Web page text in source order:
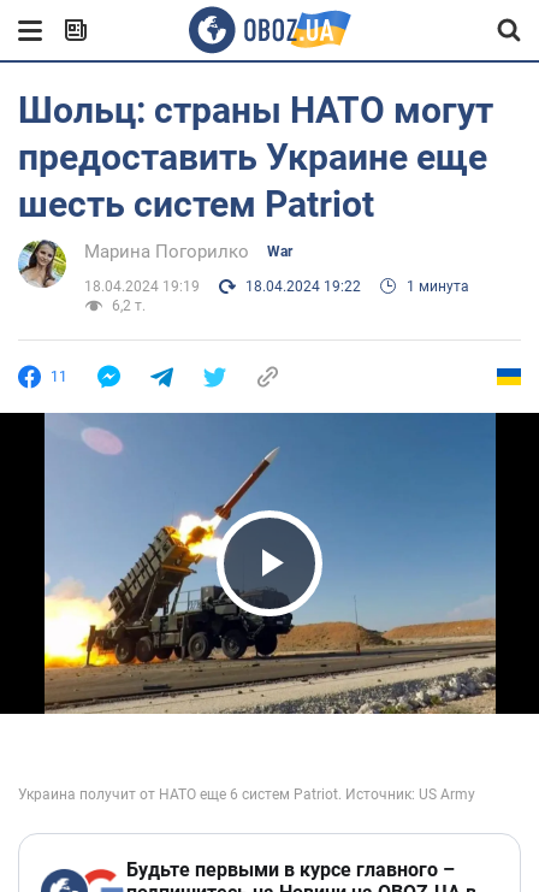
Шольц: страны НАТО могут
предоставить Украине еще
шесть систем Patriot
Марина Погорилко War
18.04.2024 19:19 18.04.2024 19:22
1 минута
6,2 т.
11
Play Video
Будьте первыми в курсе главного –